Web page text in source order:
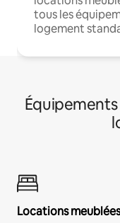
tous les
logement
Locations meublées